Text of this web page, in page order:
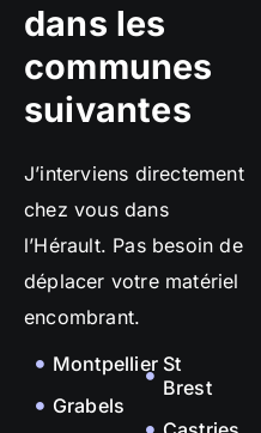
dans les
communes
suivantes
J’interviens directement
chez vous dans
l’Hérault. Pas besoin de
déplacer votre matériel
encombrant.
Montpellier
Grabels
St
Brest